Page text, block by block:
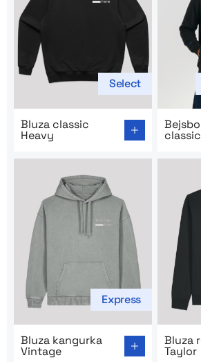
Select
Bluza classic
Heavy
Express
Bluza kangurka
Vintage
Bluza
Taylor